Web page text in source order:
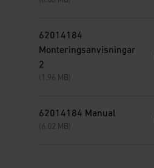
62014184
Monteringsanvisningar
2
(1.96 MB)
62014184 Manual
(6.02 MB)